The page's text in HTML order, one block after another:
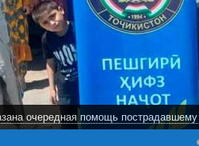
очередная помощь